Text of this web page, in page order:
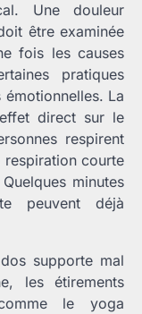
Une douleur
être examinée
fois les causes
pratiques
La
direct sur le
respirent
respiration courte
minutes
peuvent déjà
supporte mal
les étirements
le yoga